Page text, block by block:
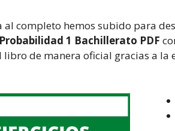
al completo hemos subido para
1 Bachillerato PDF
libro de manera oficial gracias a